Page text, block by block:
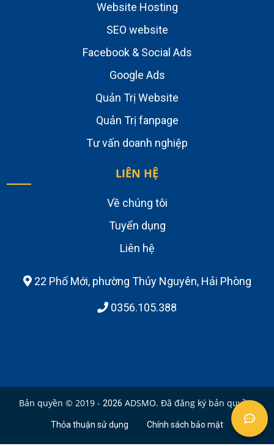
Website Hosting
SEO website
Facebook & Social Ads
Google Ads
Quản Trị Website
Quản Trị fanpage
Tư vấn doanh nghiệp
LIÊN HỆ
Về chúng tôi
Tuyển dụng
Liên hệ
22 Phố Mới, phường Thủy Nguyên, Hải Phòng
0356.105.388
Bản quyền © 2019 - 2026 ADSMO. Đã đăng ký bản quyền.
Thỏa thuận sử dụng Chính sách bảo mật